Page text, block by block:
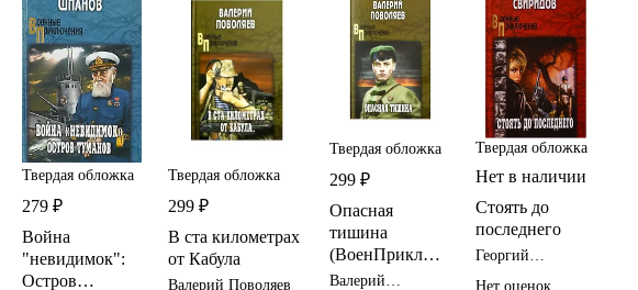
Твердая обложка
279 ₽
Война
"невидимок":
Остров
Твердая обложка
299 ₽
В ста километрах
от Кабула
Валерий Поволяев
Твердая обложка
299 ₽
Опасная
тишина
(ВоенПриклСо
брСоч)
Валерий
Твердая обложка
Нет в наличии
Стоять до
последнего
Георгий
Нет оценок